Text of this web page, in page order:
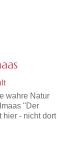
wahre Natur
"Der
hier - nicht dort